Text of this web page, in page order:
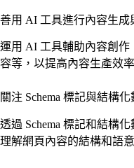
善用 AI 工具進行內容生成
運用 AI 工具輔助內容創
容等，以提高內容生產效
關注 Schema 標記與結構化
透過 Schema 標記和結構
理解網頁內容的結構和語